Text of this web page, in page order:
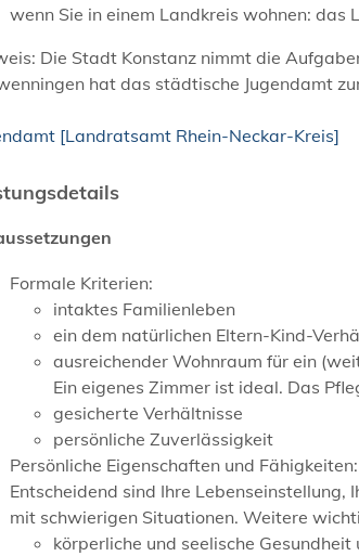
wenn Sie in einem Landkreis wohnen: das
Die Stadt Konstanz nimmt die
hat das städtische Jugendamt
[Landratsamt Rhein-Neckar-Kreis]
Formale Kriterien:
intaktes Familienleben
ein dem natürlichen Eltern-Kind-
ausreichender Wohnraum für ein
Ein eigenes Zimmer ist ideal. Das
gesicherte Verhältnisse
persönliche Zuverlässigkeit
Persönliche Eigenschaften und Fähigkeiten:
Entscheidend sind Ihre
mit schwierigen Situationen. Weitere
körperliche und seelische